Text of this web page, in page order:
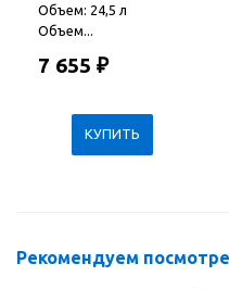
Объем: 24,5 л
Объем...
7 655 ₽
Рекомендуем